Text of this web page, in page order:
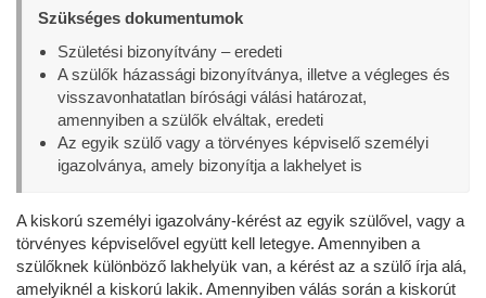
Szükséges dokumentumok
Születési bizonyítvány – eredeti
A szülők házassági bizonyítványa, illetve a végleges és
visszavonhatatlan bírósági válási határozat,
amennyiben a szülők elváltak, eredeti
Az egyik szülő vagy a törvényes képviselő személyi
igazolványa, amely bizonyítja a lakhelyet is
A kiskorú személyi igazolvány-kérést az egyik szülővel, vagy a
törvényes képviselővel együtt kell letegye. Amennyiben a
szülőknek különböző lakhelyük van, a kérést az a szülő írja alá,
amelyiknél a kiskorú lakik. Amennyiben válás során a kiskorút